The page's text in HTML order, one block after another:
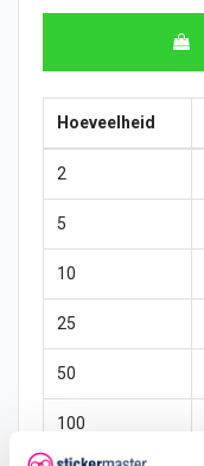
Hoeveelheid
2
5
10
25
50
100